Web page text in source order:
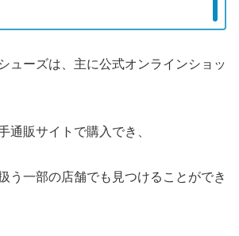
ューズは、主に公式オンラインショッ
通販サイトで購入でき、
う一部の店舗でも見つけることができ